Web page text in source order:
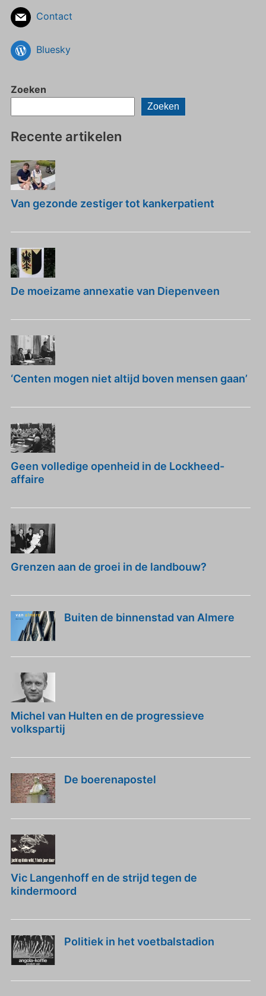
Contact
Bluesky
Zoeken
Zoeken
Recente artikelen
Van gezonde zestiger tot kankerpatient
De moeizame annexatie van Diepenveen
‘Centen mogen niet altijd boven mensen gaan’
Geen volledige openheid in de Lockheed-
affaire
Grenzen aan de groei in de landbouw?
Buiten de binnenstad van Almere
Michel van Hulten en de progressieve
volkspartij
De boerenapostel
Vic Langenhoff en de strijd tegen de
kindermoord
Politiek in het voetbalstadion